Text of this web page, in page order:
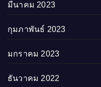
มีนาคม 2023
กุมภาพันธ์ 2023
มกราคม 2023
ธันวาคม 2022